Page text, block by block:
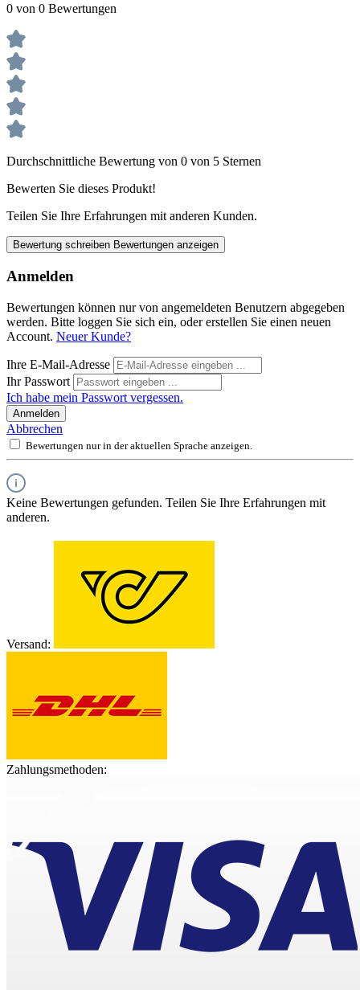
0 von 0 Bewertungen
Durchschnittliche Bewertung von 0 von 5 Sternen
Bewerten Sie dieses Produkt!
Teilen Sie Ihre Erfahrungen mit anderen Kunden.
Bewertung schreiben Bewertungen anzeigen
Anmelden
Bewertungen können nur von angemeldeten Benutzern abgegeben
werden. Bitte loggen Sie sich ein, oder erstellen Sie einen neuen
Account. Neuer Kunde?
Ihre E-Mail-Adresse
Ihr Passwort
Ich habe mein Passwort vergessen.
Anmelden
Abbrechen
Bewertungen nur in der aktuellen Sprache anzeigen.
Keine Bewertungen gefunden. Teilen Sie Ihre Erfahrungen mit
anderen.
Versand:
Zahlungsmethoden: